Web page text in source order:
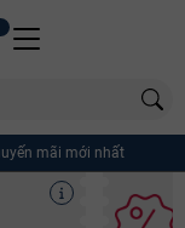
mãi mới nhất